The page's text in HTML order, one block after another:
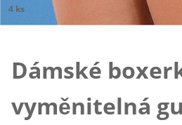
4 ks
Dámské
vyměnitelná